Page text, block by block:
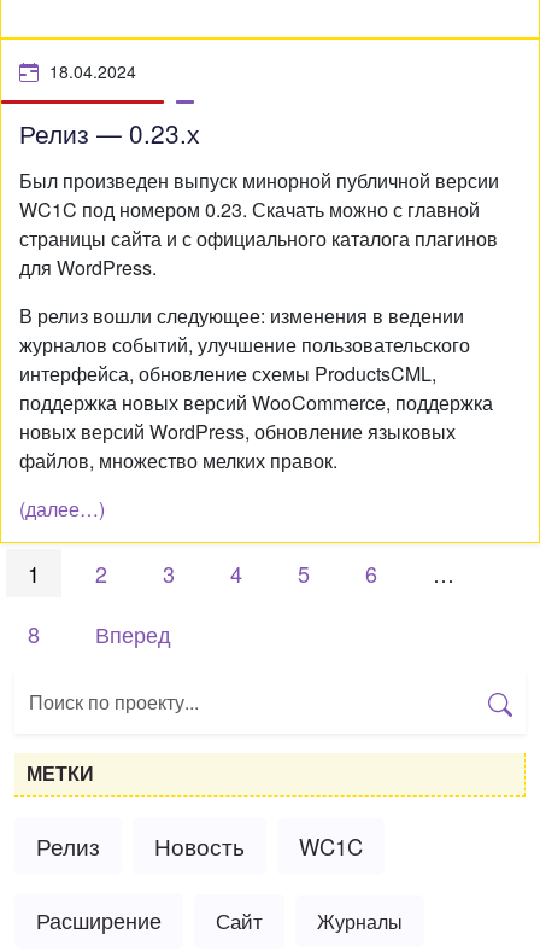
18.04.2024
Релиз — 0.23.х
Был произведен выпуск минорной публичной версии
WC1C под номером 0.23. Скачать можно с главной
страницы сайта и с официального каталога плагинов
для WordPress.
В релиз вошли следующее: изменения в ведении
журналов событий, улучшение пользовательского
интерфейса, обновление схемы ProductsCML,
поддержка новых версий WooCommerce, поддержка
новых версий WordPress, обновление языковых
файлов, множество мелких правок.
(далее…)
1 2 3 4 5 6
…
8
Вперед
МЕТКИ
Релиз Новость WC1C
Расширение Сайт Журналы